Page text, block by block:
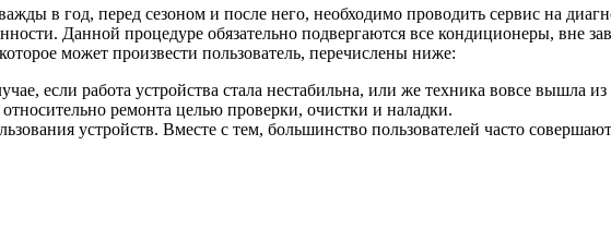
в год, перед сезоном и после него, необходимо проводить сервис на
Данной процедуре обязательно подвергаются все кондиционеры, вне
может произвести пользователь, перечислены ниже:
если работа устройства стала нестабильна, или же техника вовсе вышла из
относительно ремонта целью проверки, очистки и наладки.
устройств. Вместе с тем, большинство пользователей часто